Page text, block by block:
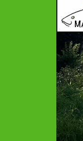
Panneau de gestion des